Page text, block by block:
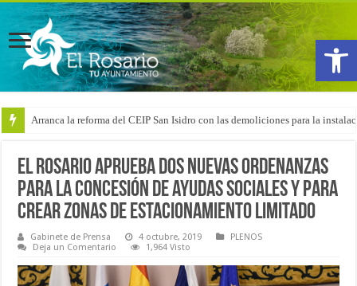
Abrir
Arranca la reforma del CEIP San Isidro con las demoliciones para la
El Rosario aprueba dos nuevas ordenanzas
para la concesión de ayudas sociales y para
crear zonas de estacionamiento limitado
Gabinete de Prensa 4 octubre, 2019
PLENOS
Deja un Comentario
1,964 Visto